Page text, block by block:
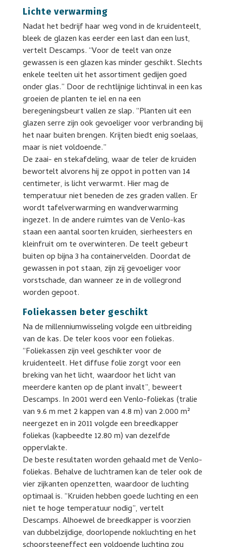
Lichte verwarming
Nadat het bedrijf haar weg vond in de kruidenteelt,
bleek de glazen kas eerder een last dan een lust,
vertelt Descamps. “Voor de teelt van onze
gewassen is een glazen kas minder geschikt. Slechts
enkele teelten uit het assortiment gedijen goed
onder glas.” Door de rechtlijnige lichtinval in een kas
groeien de planten te iel en na een
beregeningsbeurt vallen ze slap. “Planten uit een
glazen serre zijn ook gevoeliger voor verbranding bij
het naar buiten brengen. Krijten biedt enig soelaas,
maar is niet voldoende.”
De zaai- en stekafdeling, waar de teler de kruiden
bewortelt alvorens hij ze oppot in potten van 14
centimeter, is licht verwarmt. Hier mag de
temperatuur niet beneden de zes graden vallen. Er
wordt tafelverwarming en wandverwarming
ingezet. In de andere ruimtes van de Venlo-kas
staan een aantal soorten kruiden, sierheesters en
kleinfruit om te overwinteren. De teelt gebeurt
buiten op bijna 3 ha containervelden. Doordat de
gewassen in pot staan, zijn zij gevoeliger voor
vorstschade, dan wanneer ze in de vollegrond
worden gepoot.
Foliekassen beter geschikt
Na de millenniumwisseling volgde een uitbreiding
van de kas. De teler koos voor een foliekas.
“Foliekassen zijn veel geschikter voor de
kruidenteelt. Het diffuse folie zorgt voor een
breking van het licht, waardoor het licht van
meerdere kanten op de plant invalt”, beweert
Descamps. In 2001 werd een Venlo-foliekas (tralie
van 9.6 m met 2 kappen van 4.8 m) van 2.000 m²
neergezet en in 2011 volgde een breedkapper
foliekas (kapbeedte 12.80 m) van dezelfde
oppervlakte.
De beste resultaten worden gehaald met de Venlo-
foliekas. Behalve de luchtramen kan de teler ook de
vier zijkanten openzetten, waardoor de luchting
optimaal is. “Kruiden hebben goede luchting en een
niet te hoge temperatuur nodig”, vertelt
Descamps. Alhoewel de breedkapper is voorzien
van dubbelzijdige, doorlopende nokluchting en het